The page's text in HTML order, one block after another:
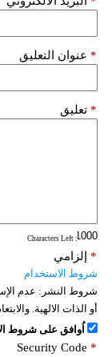
عنوان التعليق *
تعليق *
: Characters Left
إلزامي *
شروط الاستخدام
شروط النشر: عدم
أو الذات الالهية.
اُوافق على شروط
Security Code *